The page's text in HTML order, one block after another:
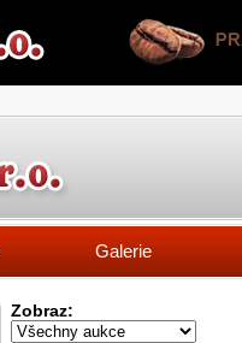
Galerie
Zobraz: